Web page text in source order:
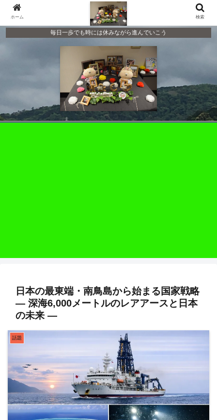
毎日一歩でも時には休みながら進んでいこう
日本の最東端・南鳥島から始まる国家戦略
― 深海6,000メートルのレアアースと日本
の未来 ―
話題
ホーム 検索